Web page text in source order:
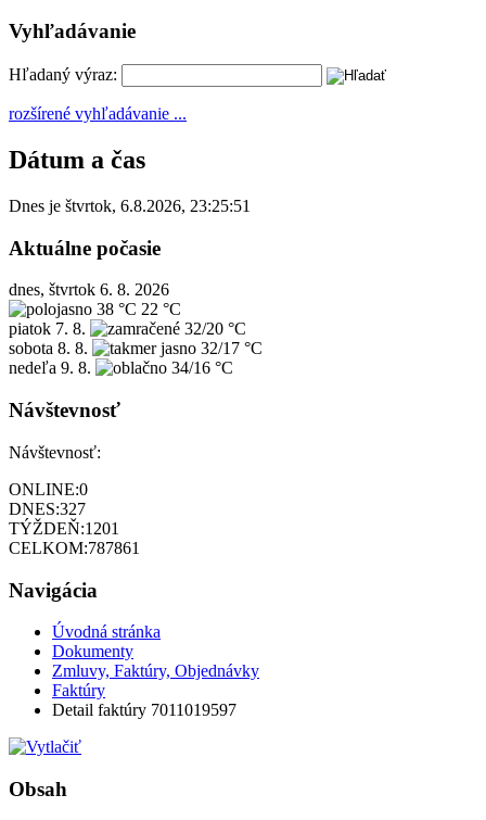
Vyhľadávanie
Hľadaný výraz:
rozšírené vyhľadávanie ...
Dátum a čas
Dnes je štvrtok, 6.8.2026, 23:25:51
Aktuálne počasie
dnes, štvrtok 6. 8. 2026
38 °C 22 °C
piatok 7. 8.
32/20 °C
sobota 8. 8.
32/17 °C
nedeľa 9. 8. 34/16 °C
Návštevnosť
Návštevnosť:
ONLINE:0
DNES:327
TÝŽDEŇ:1201
CELKOM:787861
Navigácia
Úvodná stránka
Dokumenty
Zmluvy, Faktúry, Objednávky
Faktúry
Detail faktúry 7011019597
Obsah